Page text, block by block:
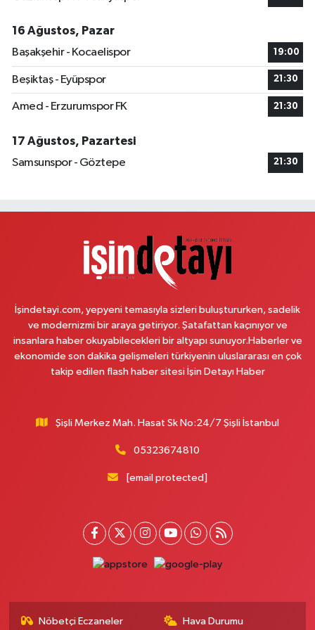
İlkcan Eczanesi
0 (532) 120 43 29 Yol Tarifi Al
Arda Eczanesi
İnönü Mahallesi, Demokrasi Caddesi, Yeşiltepe Sokak No:6 A Sarıgazi
0 (216) 484 00 08
Nazan Eczanesi
0 (212) 419 24 18 Yol Tarifi Al
Pera Eczanesi
Mimar Sinan Mahallesi, Selçukhan Caddesi No:267 A Sultanbeyli İstanbul
Kağıthane Sağlık Eczanesi
Nurtepe Mahallesi, Şehit Mustafa Burcu Caddesi No:27 A Kağıthane
Yol Tarifi Al
Yeni Mahallesi, 7053 Sokak No:23 B Silivri İstanbul
16 Ağustos, Pazar
Başakşehir - Kocaelispor
19:00
Beşiktaş - Eyüpspor 21:30
Amed - Erzurumspor FK 21:30
17 Ağustos, Pazartesi
Samsunspor - Göztepe
21:30
İşindetayi.com, yepyeni temasıyla sizleri buluştururken, sadelik
ve modernizmi bir araya getiriyor. Şatafattan kaçınıyor ve
insanlara haber okuyabilecekleri bir altyapı sunuyor.Haberler ve
ekonomide son dakika gelişmeleri türkiyenin uluslararası en çok
takip edilen flash haber sitesi İşin Detayı Haber
Şişli Merkez Mah. Hasat Sk No:24/7 Şişli İstanbul
05323674810
[email protected]
Nöbetçi Eczaneler Hava Durumu